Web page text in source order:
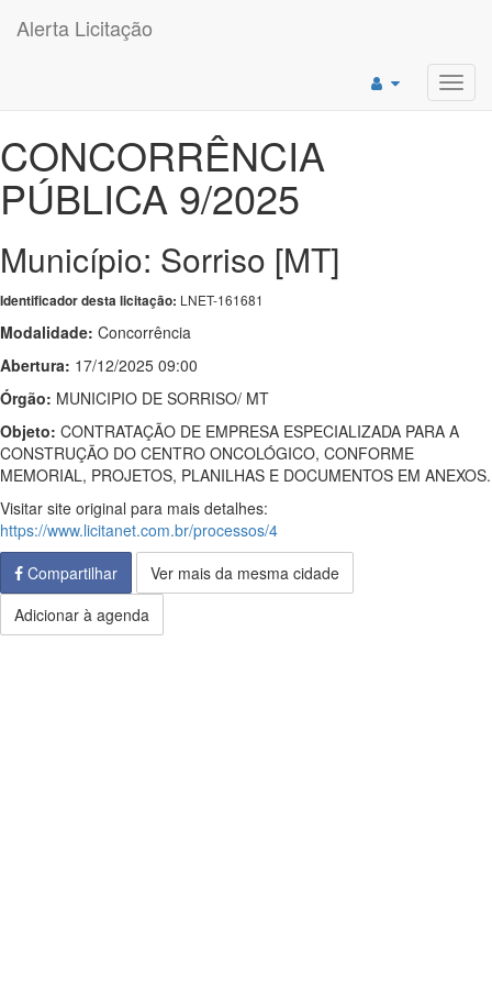
Alerta Licitação
CONCORRÊNCIA
PÚBLICA 9/2025
Município: Sorriso [MT]
Identificador desta licitação: LNET-161681
Modalidade: Concorrência
Abertura: 17/12/2025 09:00
Órgão: MUNICIPIO DE SORRISO/ MT
Objeto: CONTRATAÇÃO DE EMPRESA ESPECIALIZADA PARA A
CONSTRUÇÃO DO CENTRO ONCOLÓGICO, CONFORME
MEMORIAL, PROJETOS, PLANILHAS E DOCUMENTOS EM ANEXOS.
Visitar site original para mais detalhes:
https://www.licitanet.com.br/processos/4
Compartilhar
Ver mais da mesma cidade
Adicionar à agenda